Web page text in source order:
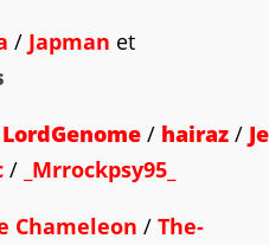
/ Japman et
LordGenome / hairaz /
/ _Mrrockpsy95_
Chameleon / The-